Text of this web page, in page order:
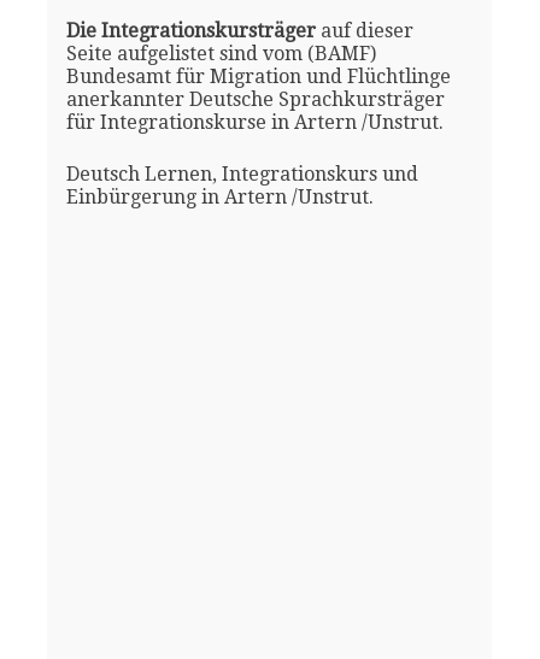
Die Integrationskursträgerauf dieser
Seite aufgelistet sind vom (BAMF)
Bundesamt für Migration und Flüchtlinge
anerkannter Deutsche Sprachkursträger
für Integrationskurse in Artern /Unstrut.
Deutsch Lernen, Integrationskurs und
Einbürgerung in Artern /Unstrut.